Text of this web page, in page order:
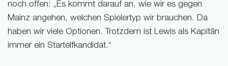
noch offen: „Es kommt darauf an, wie wir es gegen
Mainz angehen, welchen Spielertyp wir brauchen. Da
haben wir viele Optionen. Trotzdem ist Lewis als Kapitän
immer ein Startelfkandidat.“